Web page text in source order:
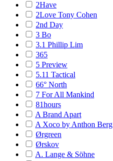
2Have
2Love Tony Cohen
2nd Day
3 Bo
3.1 Phillip Lim
365
5 Preview
5.11 Tactical
66° North
7 For All Mankind
81hours
A Brand Apart
A Xoco by Anthon Berg
Ørgreen
Ørskov
A. Lange & Söhne